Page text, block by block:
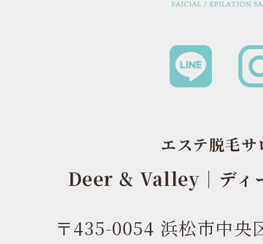
エステ脱毛サ
Deer & Valley｜ディ
〒435-0054 浜松市中央